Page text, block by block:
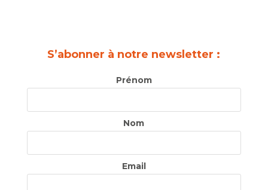
S’abonner à notre newsletter :
Prénom
Nom
Email